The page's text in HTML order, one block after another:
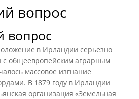
вопрос
вопрос
в Ирландии серьезно
с общеевропейским аграрным
массовое изгнание
В 1879 году в Ирландии
организация «Земельная